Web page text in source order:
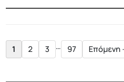
1 2 3 … 97 Επόμενη